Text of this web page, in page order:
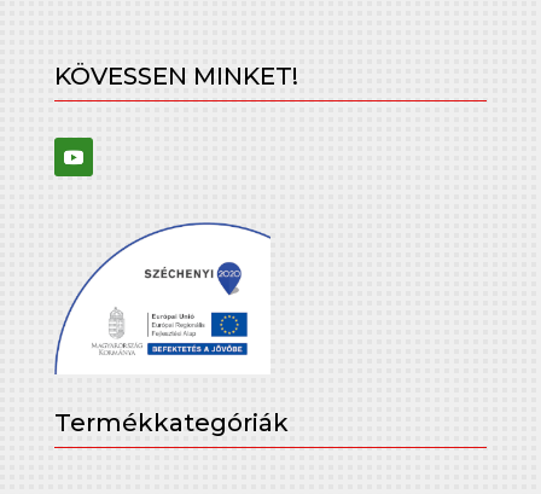
KÖVESSEN MINKET!
Termékkategóriák